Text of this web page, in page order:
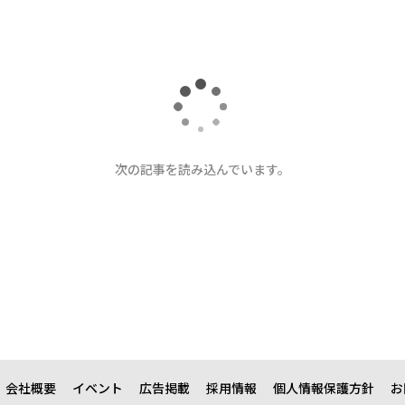
次の記事を読み込んでいます。
会社概要 イベント 広告掲載 採用情報 個人情報保護方針